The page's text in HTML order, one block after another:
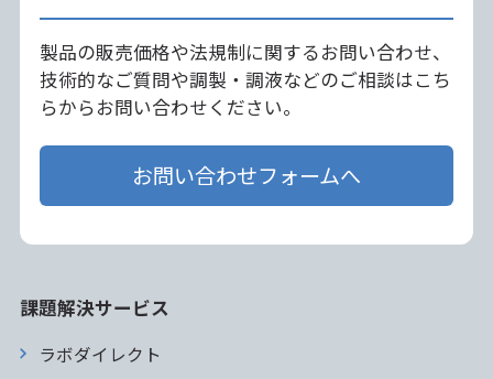
製品の販売価格や法規制に関するお問い合わせ、
技術的なご質問や調製・調液などのご相談はこち
らからお問い合わせください。
お問い合わせフォームへ
課題解決サービス
ラボダイレクト